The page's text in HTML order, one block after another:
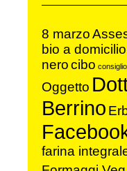
8 marzo
bio a domicilio
nerocibo
Oggetto
Berrino
farina